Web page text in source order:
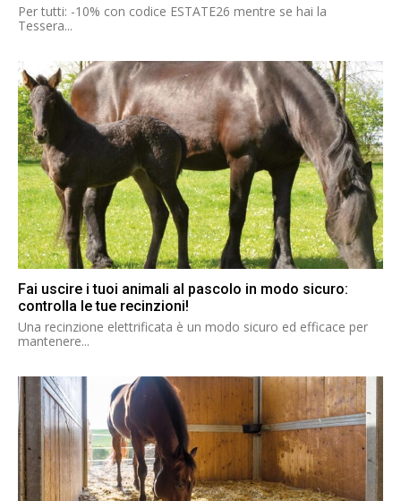
Per tutti: -10% con codice ESTATE26 mentre se hai la
Tessera...
Fai uscire i tuoi animali al pascolo in modo sicuro:
controlla le tue recinzioni!
Una recinzione elettrificata è un modo sicuro ed efficace per
mantenere...